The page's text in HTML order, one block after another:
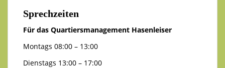
Sprechzeiten
Für das Quartiersmanagement Hasenleiser
Montags 08:00 – 13:00
Dienstags 13:00 – 17:00